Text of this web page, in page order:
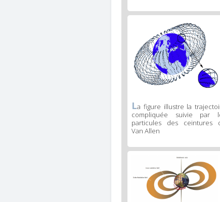
La figure illustre la
compliquée suivie par
particules des ceintures
Van Allen